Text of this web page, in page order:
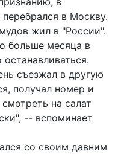
в Москву.
жил в "России".
больше месяца в
съезжал в другую
получал номер и
на салат
-- вспоминает
со своим давним